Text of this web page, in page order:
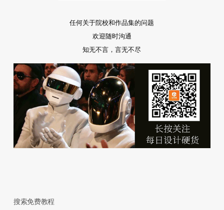
任何关于院校和作品集的问题
欢迎随时沟通
知无不言，言无不尽
搜索免费教程